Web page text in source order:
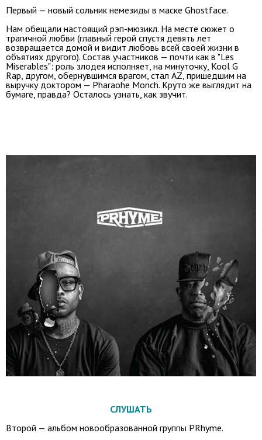
Первый — новый сольник немезиды в маске Ghostface.
Нам обещали настоящий рэп-мюзикл. На месте сюжет о
трагичной любви (главный герой спустя девять лет
возвращается домой и видит любовь всей своей жизни в
объятиях другого). Состав участников — почти как в "Les
Miserables": роль злодея исполняет, на минуточку, Kool G
Rap, другом, обернувшимся врагом, стал AZ, пришедшим на
выручку доктором — Pharaohe Monch. Круто же выглядит на
бумаге, правда? Осталось узнать, как звучит.
СЛУШАТЬ
Второй — альбом новообразованной группы PRhyme.